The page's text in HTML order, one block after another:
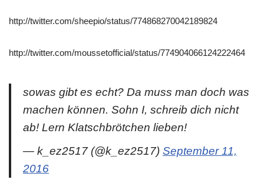
http://twitter.com/sheepio/status/774868270042189824
http://twitter.com/moussetofficial/status/774904066124222464
sowas gibt es echt? Da muss man doch was
machen können. Sohn I, schreib dich nicht
ab! Lern Klatschbrötchen lieben!
— k_ez2517 (@k_ez2517) September 11,
2016